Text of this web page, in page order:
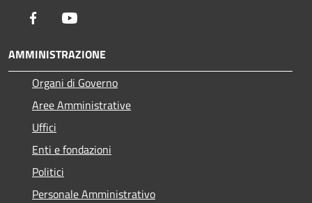
Facebook
AMMINISTRAZIONE
Organi di Governo
Aree Amministrative
Uffici
Enti e fondazioni
Politici
Personale Amministrativo